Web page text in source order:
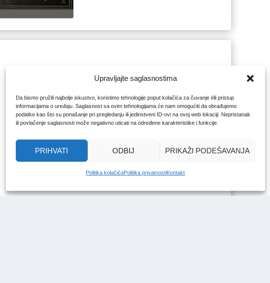
Upravljajte saglasnostima
Da bismo pružili najbolje iskustvo, koristimo tehnologije poput kolačića za čuvanje i/ili pristup
informacijama o uređaju. Saglasnost sa ovim tehnologijama će nam omogućiti da obrađujemo
podatke kao što su ponašanje pri pregledanju ili jedinstveni ID-ovi na ovoj web lokaciji. Nepristanak
ili povlačenje saglasnosti može negativno uticati na određene karakteristike i funkcije.
PRIHVATI ODBIJ PRIKAŽI PODEŠAVANJA
Politika kolačićaPolitika privatnostiKontakt